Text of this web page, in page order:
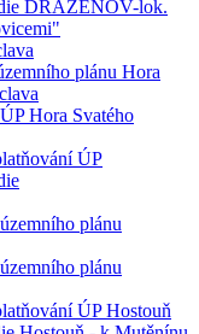
DRAŽENOV-lok.
plánu Hora
Hora Svatého
ÚP
plánu
plánu
ÚP Hostouň